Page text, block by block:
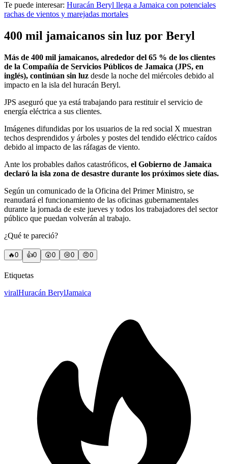
Te puede interesar: Huracán Beryl llega a Jamaica con potenciales
rachas de vientos y marejadas mortales
400 mil jamaicanos sin luz por Beryl
Más de 400 mil jamaicanos, alrededor del 65 % de los clientes
de la Compañía de Servicios Públicos de Jamaica (JPS, en
inglés), continúan sin luz desde la noche del miércoles debido al
impacto en la isla del huracán Beryl.
JPS aseguró que ya está trabajando para restituir el servicio de
energía eléctrica a sus clientes.
Imágenes difundidas por los usuarios de la red social X muestran
techos desprendidos y árboles y postes del tendido eléctrico caídos
debido al impacto de las ráfagas de viento.
Ante los probables daños catastróficos, el Gobierno de Jamaica
declaró la isla zona de desastre durante los próximos siete días.
Según un comunicado de la Oficina del Primer Ministro, se
reanudará el funcionamiento de las oficinas gubernamentales
durante la jornada de este jueves y todos los trabajadores del sector
público que puedan volverán al trabajo.
¿Qué te pareció?
🔥0 👍0 😲0 😢0 😠0
Etiquetas
viralHuracán BerylJamaica